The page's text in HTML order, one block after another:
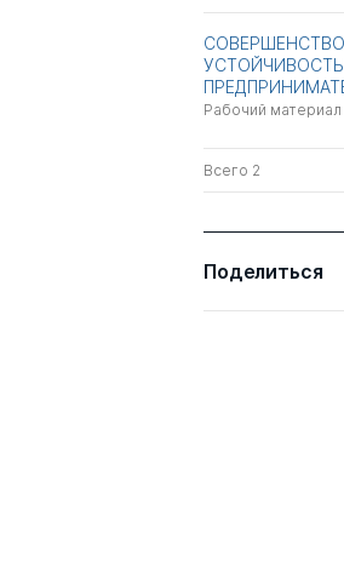
Рабочий материал
Всего 2
Поделиться